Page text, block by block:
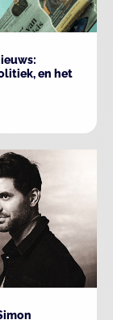
en het